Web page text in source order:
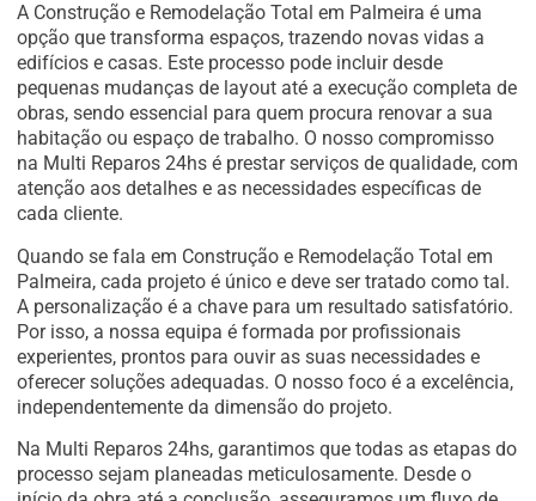
A Construção e Remodelação Total em Palmeira é uma
opção que transforma espaços, trazendo novas vidas a
edifícios e casas. Este processo pode incluir desde
pequenas mudanças de layout até a execução completa de
obras, sendo essencial para quem procura renovar a sua
habitação ou espaço de trabalho. O nosso compromisso
na Multi Reparos 24hs é prestar serviços de qualidade, com
atenção aos detalhes e as necessidades específicas de
cada cliente.
Quando se fala em Construção e Remodelação Total em
Palmeira, cada projeto é único e deve ser tratado como tal.
A personalização é a chave para um resultado satisfatório.
Por isso, a nossa equipa é formada por profissionais
experientes, prontos para ouvir as suas necessidades e
oferecer soluções adequadas. O nosso foco é a excelência,
independentemente da dimensão do projeto.
Na Multi Reparos 24hs, garantimos que todas as etapas do
processo sejam planeadas meticulosamente. Desde o